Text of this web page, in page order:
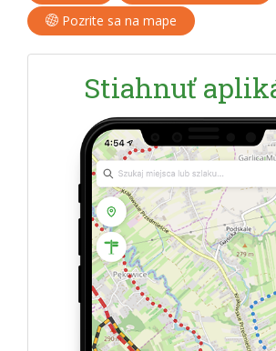
Pozrite sa na mape
Stiahnuť